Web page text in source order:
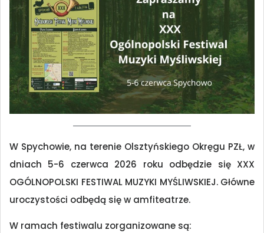
W Spychowie, na terenie Olsztyńskiego Okręgu PZŁ, w
dniach 5-6 czerwca 2026 roku odbędzie się XXX
OGÓLNOPOLSKI FESTIWAL MUZYKI MYŚLIWSKIEJ. Główne
uroczystości odbędą się w amfiteatrze.
W ramach festiwalu zorganizowane są: